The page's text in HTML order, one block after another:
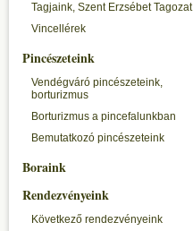
Tagjaink, Szent Erzsébet Tagozat
Vincellérek
Pincészeteink
Vendégváró pincészeteink,
borturizmus
Borturizmus a pincefalunkban
Bemutatkozó pincészeteink
Boraink
Rendezvényeink
Következő rendezvényeink